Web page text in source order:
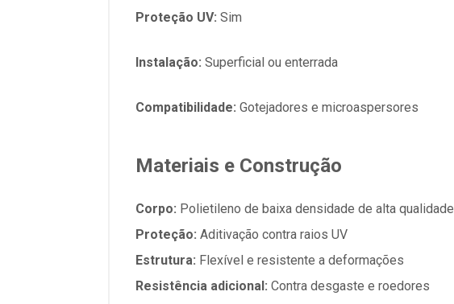
Proteção UV: Sim
Instalação: Superficial ou enterrada
Compatibilidade: Gotejadores e microaspersores
Materiais e Construção
Corpo: Polietileno de baixa densidade de alta qualidade
Proteção: Aditivação contra raios UV
Estrutura: Flexível e resistente a deformações
Resistência adicional: Contra desgaste e roedores